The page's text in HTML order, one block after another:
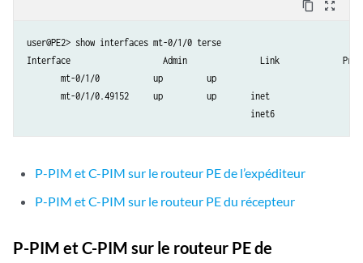
content_copy zoom_out_map
user@PE2> show interfaces mt-0/1/0 terse
Interface		    Admin		Link		 Proto		 Local		 Remote
       mt-0/1/0           up         up
       mt-0/1/0.49152     up         up       inet
                                              inet6
P-PIM et C-PIM sur le routeur PE de l’expéditeur
P-PIM et C-PIM sur le routeur PE du récepteur
P-PIM et C-PIM sur le routeur PE de